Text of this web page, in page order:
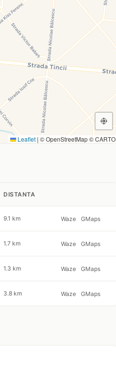
Leaflet | © OpenStreetMap © CARTO
DISTANTA
9.1 km Waze GMaps
1.7 km Waze GMaps
1.3 km Waze GMaps
3.8 km Waze GMaps